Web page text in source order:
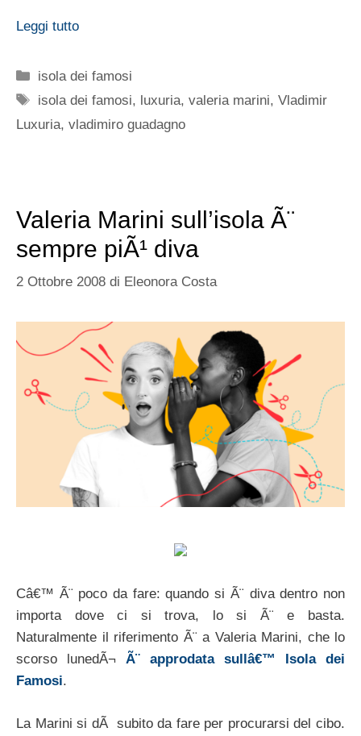
Leggi tutto
Categorie
isola dei famosi
Tag
isola dei famosi, luxuria,valeria marini,Vladimir
Luxuria, vladimiro guadagno
Valeria Marini sull’isola Ã¨
sempre piÃ¹ diva
2 Ottobre 2008 di Eleonora Costa
Câ€™ Ã¨ poco da fare: quando si Ã¨ diva dentro non
importa dove ci si trova, lo si Ã¨ e basta.
Naturalmente il riferimento Ã¨ a Valeria Marini, che lo
scorso lunedÃ¬ Ã¨ approdata sullâ€™ Isola dei
Famosi.
La Marini si dÃ subito da fare per procurarsi del cibo.